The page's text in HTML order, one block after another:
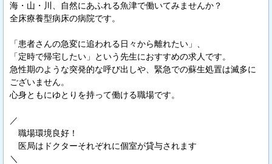
海・山・川、自然にあふれる魚津で働いてみませんか？
全床療養型病床の病院です。
「患者さんの急変に追われる日々から離れたい」、
「定時で帰宅したい」という先生におすすめの求人です。
急性期のような突発的な呼び出しや、緊急での蘇生処置は滅多に
ございません。
心身ともにゆとりを持って働ける職場です。
／
職場環境良好！
医局はドクターそれぞれに個室が貸与されます
＼